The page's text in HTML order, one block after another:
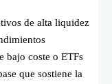
de alta liquidez
bajo coste o ETFs
que sostiene la